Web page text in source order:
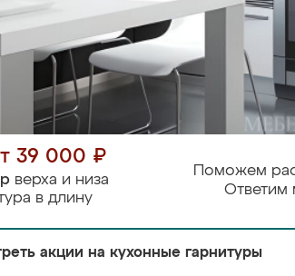
39 000 ₽
верха и низа
в длину
Поможем
Ответим
акции на кухонные гарнитуры